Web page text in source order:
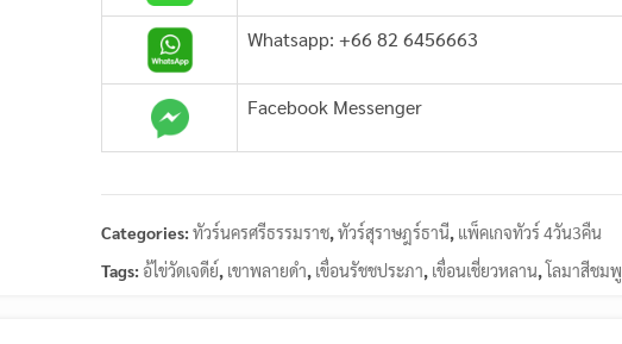
Whatsapp: +66 82 6456663
Facebook Messenger
Categories:ทัวร์นครศรีธรรมราช ,ทัวร์สุราษฎร์ธานี แพ็คเกจทัวร์ 4วัน3คืน
Tags:อ้ไข่วัดเจดีย์ เขาพลายดำ เขื่อนรัชชประภา เขื่อนเชี่ยวหลาน ,โลมาสีชมพู